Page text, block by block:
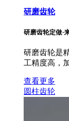
研磨齿轮
研磨齿轮定做·
研磨齿轮是
工精度高，
查看更多
圆柱齿轮